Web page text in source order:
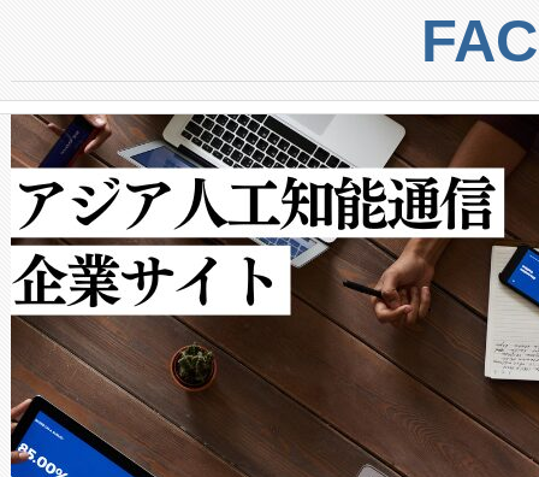
centers. Voltaiqは、ai&のAI
からシステム統合、試運転、
クルの各段階のデータを監視
[…]
トに対して約600メートルに
では、反射率10％のターゲッ
で向上し、最大検知距離は
ットだけで最大1キロメート
ルの変電所周囲を監視でき、
作業と点群処理を簡素化でき
Avia 2は、2種類のFOVオプシ
× 80°のノーマルモード、長
ードを切り替えて使用するこ